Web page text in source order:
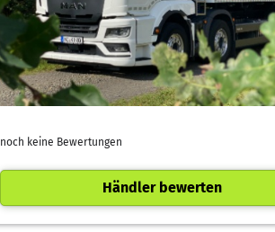
noch keine Bewertungen
Händler bewerten